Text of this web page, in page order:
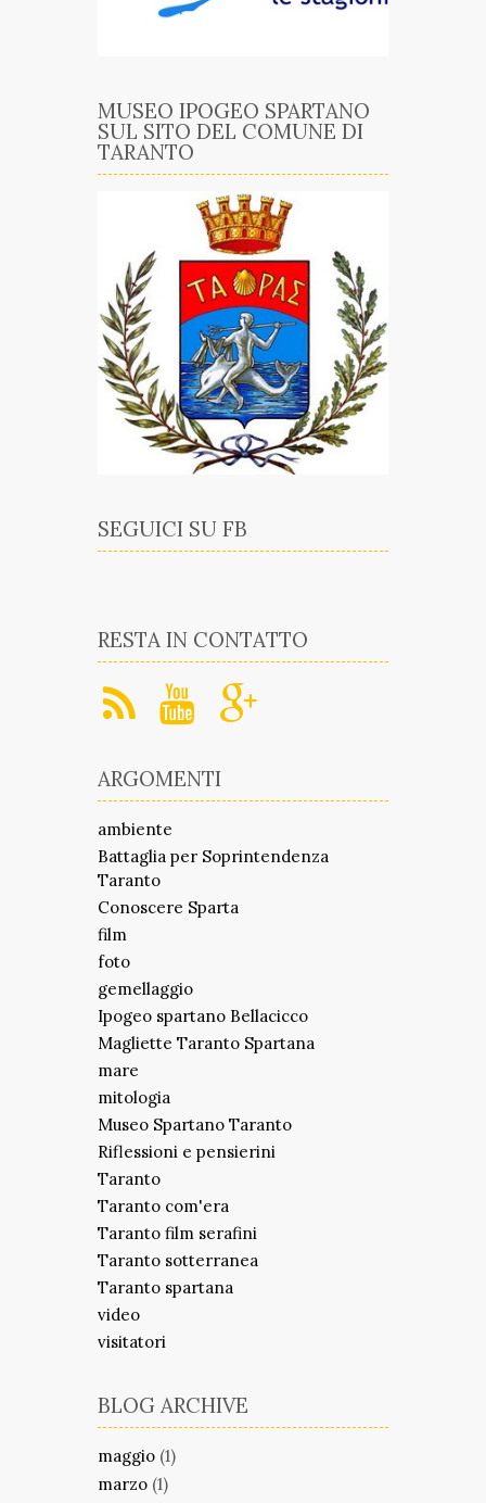
MUSEO IPOGEO SPARTANO
SUL SITO DEL COMUNE DI
TARANTO
SEGUICI SU FB
RESTA IN CONTATTO
ARGOMENTI
ambiente
Battaglia per Soprintendenza
Taranto
Conoscere Sparta
film
foto
gemellaggio
Ipogeo spartano Bellacicco
Magliette Taranto Spartana
mare
mitologia
Museo Spartano Taranto
Riflessioni e pensierini
Taranto
Taranto com'era
Taranto film serafini
Taranto sotterranea
Taranto spartana
video
visitatori
BLOG ARCHIVE
maggio (1)
marzo (1)